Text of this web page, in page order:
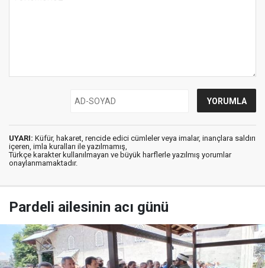
UYARI: Küfür, hakaret, rencide edici cümleler veya imalar, inançlara saldırı
içeren, imla kuralları ile yazılmamış,
Türkçe karakter kullanılmayan ve büyük harflerle yazılmış yorumlar
onaylanmamaktadır.
Pardeli ailesinin acı günü